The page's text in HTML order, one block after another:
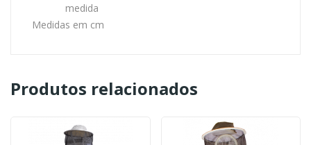
medida
Medidas em cm
Produtos relacionados